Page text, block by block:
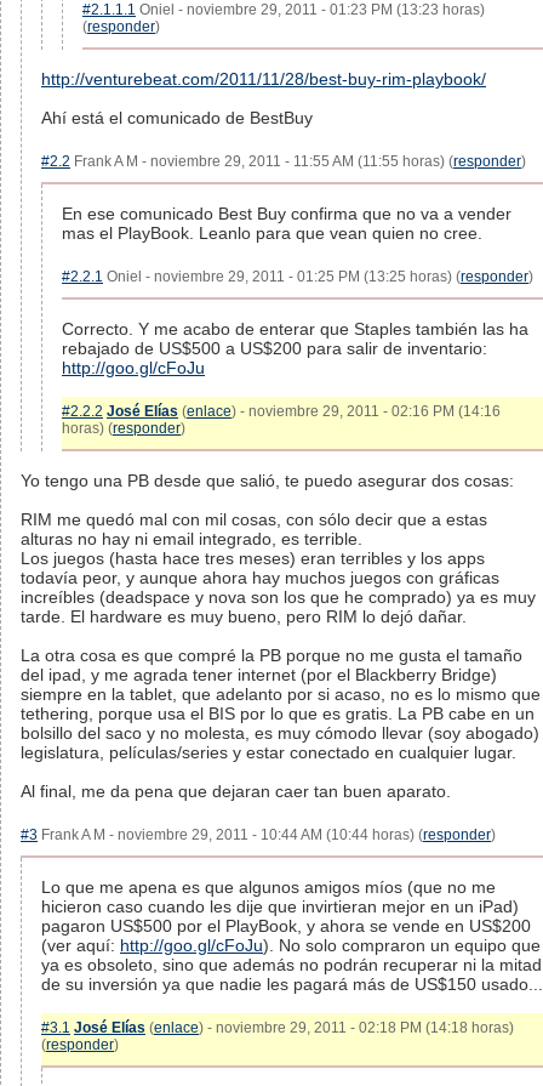
#2.1.1.1 Oniel - noviembre 29, 2011 - 01:23 PM (13:23 horas)
(responder)
http://venturebeat.com/2011/11/28/best-buy-rim-playbook/
Ahí está el comunicado de BestBuy
#2.2 Frank A M - noviembre 29, 2011 - 11:55 AM (11:55 horas) (responder)
En ese comunicado Best Buy confirma que no va a vender
mas el PlayBook. Leanlo para que vean quien no cree.
#2.2.1 Oniel - noviembre 29, 2011 - 01:25 PM (13:25 horas) (responder)
Correcto. Y me acabo de enterar que Staples también las ha
rebajado de US$500 a US$200 para salir de inventario:
http://goo.gl/cFoJu
#2.2.2 José Elías (enlace) - noviembre 29, 2011 - 02:16 PM (14:16
horas) (responder)
Yo tengo una PB desde que salió, te puedo asegurar dos cosas:
RIM me quedó mal con mil cosas, con sólo decir que a estas
alturas no hay ni email integrado, es terrible.
Los juegos (hasta hace tres meses) eran terribles y los apps
todavía peor, y aunque ahora hay muchos juegos con gráficas
increíbles (deadspace y nova son los que he comprado) ya es muy
tarde. El hardware es muy bueno, pero RIM lo dejó dañar.
La otra cosa es que compré la PB porque no me gusta el tamaño
del ipad, y me agrada tener internet (por el Blackberry Bridge)
siempre en la tablet, que adelanto por si acaso, no es lo mismo que
tethering, porque usa el BIS por lo que es gratis. La PB cabe en un
bolsillo del saco y no molesta, es muy cómodo llevar (soy abogado)
legislatura, películas/series y estar conectado en cualquier lugar.
Al final, me da pena que dejaran caer tan buen aparato.
#3 Frank A M - noviembre 29, 2011 - 10:44 AM (10:44 horas) (responder)
Lo que me apena es que algunos amigos míos (que no me
hicieron caso cuando les dije que invirtieran mejor en un iPad)
pagaron US$500 por el PlayBook, y ahora se vende en US$200
(ver aquí: http://goo.gl/cFoJu). No solo compraron un equipo que
ya es obsoleto, sino que además no podrán recuperar ni la mitad
de su inversión ya que nadie les pagará más de US$150 usado...
#3.1 José Elías (enlace) - noviembre 29, 2011 - 02:18 PM (14:18 horas)
(responder)